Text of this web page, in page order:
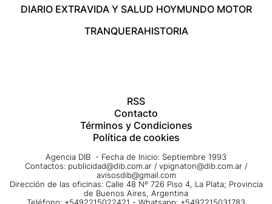
DIARIO EXTRAVIDA Y SALUD HOYMUNDO MOTOR
TRANQUERAHISTORIA
RSS
Contacto
Términos y Condiciones
Política de cookies
Agencia DIB - Fecha de Inicio: Septiembre 1993
Contactos: publicidad@dib.com.ar / vpignaton@dib.com.ar /
avisosdib@gmail.com
Dirección de las oficinas: Calle 48 Nº 726 Piso 4, La Plata; Provincia
de Buenos Aires, Argentina